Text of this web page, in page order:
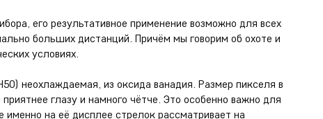
его результативное применение возможно для всех
больших дистанций. Причём мы говорим об охоте и
условиях.
неохлаждаемая, из оксида ванадия. Размер пикселя в
глазу и намного чётче. Это особенно важно для
именно на её дисплее стрелок рассматривает на